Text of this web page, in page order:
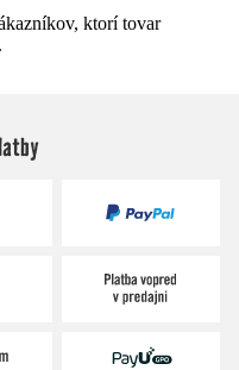
ktorí tovar